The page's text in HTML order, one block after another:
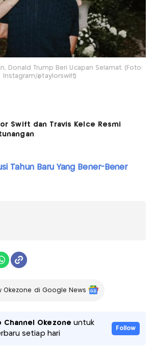
Donald Trump Beri Ucapan Selamat. (Foto:
Instagram/@taylorswift)
Swift dan Travis Kelce Resmi
Tahun Baru Yang Bener-Bener
Okezone di Google News
Channel Okezone untuk
setiap hari
Follow